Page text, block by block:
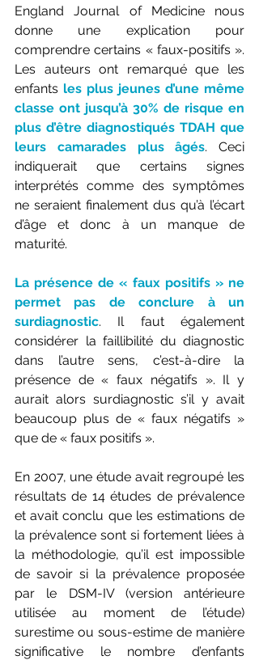
England Journal of Medicine nous
donne une explication pour
comprendre certains « faux-positifs ».
Les auteurs ont remarqué que les
enfants les plus jeunes d’une même
classe ont jusqu’à 30% de risque en
plus d’être diagnostiqués TDAH que
leurs camarades plus âgés. Ceci
indiquerait que certains signes
interprétés comme des symptômes
ne seraient finalement dus qu’à l’écart
d’âge et donc à un manque de
maturité.
La présence de « faux positifs » ne
permet pas de conclure à un
surdiagnostic. Il faut également
considérer la faillibilité du diagnostic
dans l’autre sens, c’est-à-dire la
présence de « faux négatifs ». Il y
aurait alors surdiagnostic s’il y avait
beaucoup plus de « faux négatifs »
que de « faux positifs ».
En 2007, une étude avait regroupé les
résultats de 14 études de prévalence
et avait conclu que les estimations de
la prévalence sont si fortement liées à
la méthodologie, qu’il est impossible
de savoir si la prévalence proposée
par le DSM-IV (version antérieure
utilisée au moment de l’étude)
surestime ou sous-estime de manière
significative le nombre d’enfants